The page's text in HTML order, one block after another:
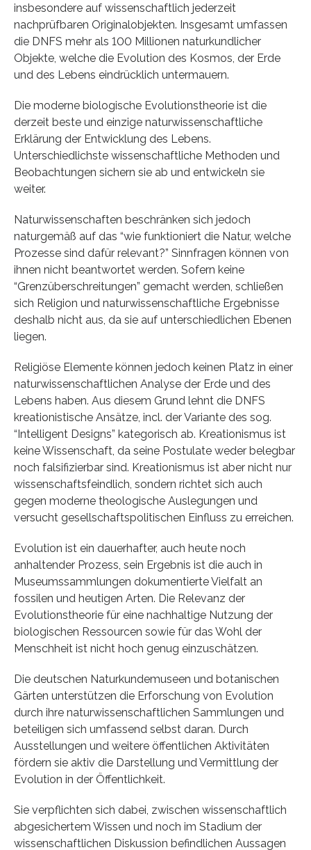
insbesondere auf wissenschaftlich jederzeit
nachprüfbaren Originalobjekten. Insgesamt umfassen
die DNFS mehr als 100 Millionen naturkundlicher
Objekte, welche die Evolution des Kosmos, der Erde
und des Lebens eindrücklich untermauern.
Die moderne biologische Evolutionstheorie ist die
derzeit beste und einzige naturwissenschaftliche
Erklärung der Entwicklung des Lebens.
Unterschiedlichste wissenschaftliche Methoden und
Beobachtungen sichern sie ab und entwickeln sie
weiter.
Naturwissenschaften beschränken sich jedoch
naturgemäß auf das “wie funktioniert die Natur, welche
Prozesse sind dafür relevant?” Sinnfragen können von
ihnen nicht beantwortet werden. Sofern keine
“Grenzüberschreitungen” gemacht werden, schließen
sich Religion und naturwissenschaftliche Ergebnisse
deshalb nicht aus, da sie auf unterschiedlichen Ebenen
liegen.
Religiöse Elemente können jedoch keinen Platz in einer
naturwissenschaftlichen Analyse der Erde und des
Lebens haben. Aus diesem Grund lehnt die DNFS
kreationistische Ansätze, incl. der Variante des sog.
“Intelligent Designs” kategorisch ab. Kreationismus ist
keine Wissenschaft, da seine Postulate weder belegbar
noch falsifizierbar sind. Kreationismus ist aber nicht nur
wissenschaftsfeindlich, sondern richtet sich auch
gegen moderne theologische Auslegungen und
versucht gesellschaftspolitischen Einfluss zu erreichen.
Evolution ist ein dauerhafter, auch heute noch
anhaltender Prozess, sein Ergebnis ist die auch in
Museumssammlungen dokumentierte Vielfalt an
fossilen und heutigen Arten. Die Relevanz der
Evolutionstheorie für eine nachhaltige Nutzung der
biologischen Ressourcen sowie für das Wohl der
Menschheit ist nicht hoch genug einzuschätzen.
Die deutschen Naturkundemuseen und botanischen
Gärten unterstützen die Erforschung von Evolution
durch ihre naturwissenschaftlichen Sammlungen und
beteiligen sich umfassend selbst daran. Durch
Ausstellungen und weitere öffentlichen Aktivitäten
fördern sie aktiv die Darstellung und Vermittlung der
Evolution in der Öffentlichkeit.
Sie verpflichten sich dabei, zwischen wissenschaftlich
abgesichertem Wissen und noch im Stadium der
wissenschaftlichen Diskussion befindlichen Aussagen